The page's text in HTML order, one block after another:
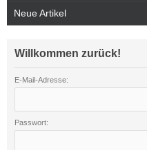
Neue Artikel
Willkommen zurück!
E-Mail-Adresse:
Passwort: